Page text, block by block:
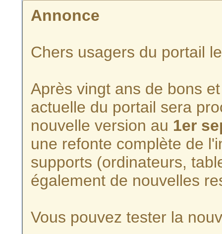
Annonce
Chers usagers du portail
Après vingt ans de bons
actuelle du portail sera
nouvelle version au 1er
une refonte complète de
supports (ordinateurs,
également de nouvelles
Vous pouvez tester la